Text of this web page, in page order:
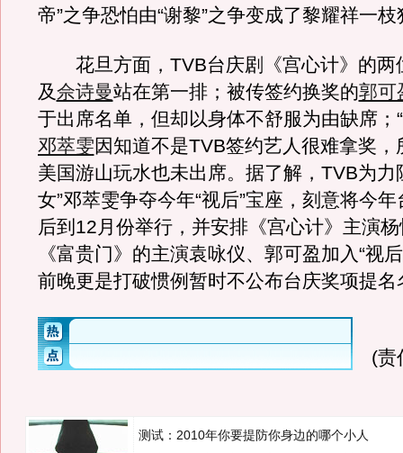
帝”之争恐怕由“谢黎”之争变成了黎耀祥一枝
花旦方面，TVB台庆剧《宫心计》的两
及佘诗曼站在第一排；被传签约换奖的郭可
于出席名单，但却以身体不舒服为由缺席；
邓萃雯因知道不是TVB签约艺人很难拿奖，
美国游山玩水也未出席。据了解，TVB为力
女”邓萃雯争夺今年“视后”宝座，刻意将今
后到12月份举行，并安排《宫心计》主演
《富贵门》的主演袁咏仪、郭可盈加入“视
前晚更是打破惯例暂时不公布台庆奖项提名
(责
测试：2010年你要提防你身边的哪个小人